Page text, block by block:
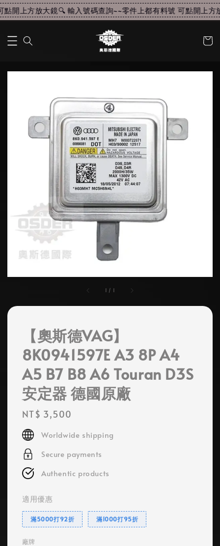
開上方放大鏡🔍 輸入號碼查詢~~零件上都有料號 可點開上方
1 / 1
【奧斯德VAG】
8K0941597E A3 8P A4
A5 B7 B8 A6 Touran D3S
安定器 德國原廠
Regular
price
NT$ 3,500
Worldwide shipping
Secure payments
Authentic products
適用優惠
滿5000打92折 滿1000打95折
廠牌